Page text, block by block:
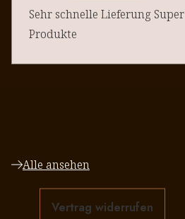
Sehr schnelle Lieferung Super
Produkte
Alle ansehen
Vertrag widerrufen